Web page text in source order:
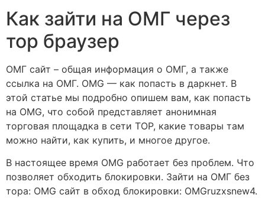
Как зайти на ОМГ через
тор браузер
ОМГ сайт – общая информация о ОМГ, а также
ссылка на ОМГ. OMG — как попасть в даркнет. В
этой статье мы подробно опишем вам, как попасть
на OMG, что собой представляет анонимная
торговая площадка в сети ТОР, какие товары там
можно найти, как купить, и многое другое.
В настоящее время OMG работает без проблем. Что
позволяет обходить блокировки. Зайти на ОМГ без
тора: OMG сайт в обход блокировки: OMGruzxsnew4.